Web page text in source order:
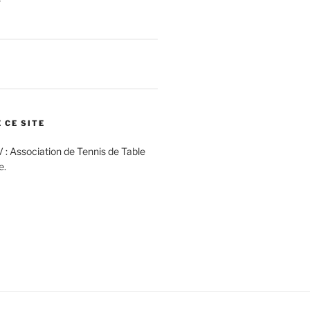
CE SITE
: Association de Tennis de Table